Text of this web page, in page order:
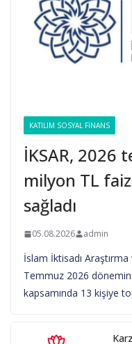
KATILIM SOSYAL FINANS
İKSAR, 2026
milyon TL
sağladı
05.08.2026 admin
İslam İktisadı
Temmuz 2026
kapsamında 13 kişiye